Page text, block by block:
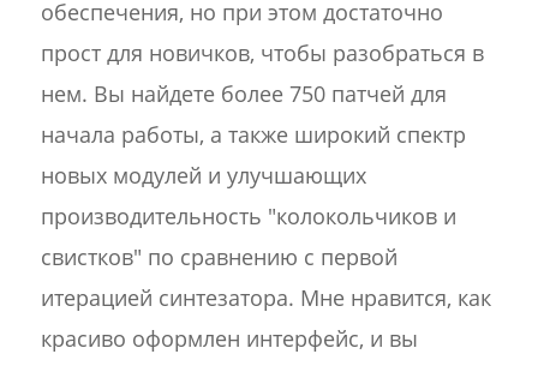
обеспечения, но при этом достаточно
прост для новичков, чтобы разобраться в
нем. Вы найдете более 750 патчей для
начала работы, а также широкий спектр
новых модулей и улучшающих
производительность "колокольчиков и
свистков" по сравнению с первой
итерацией синтезатора. Мне нравится, как
красиво оформлен интерфейс, и вы